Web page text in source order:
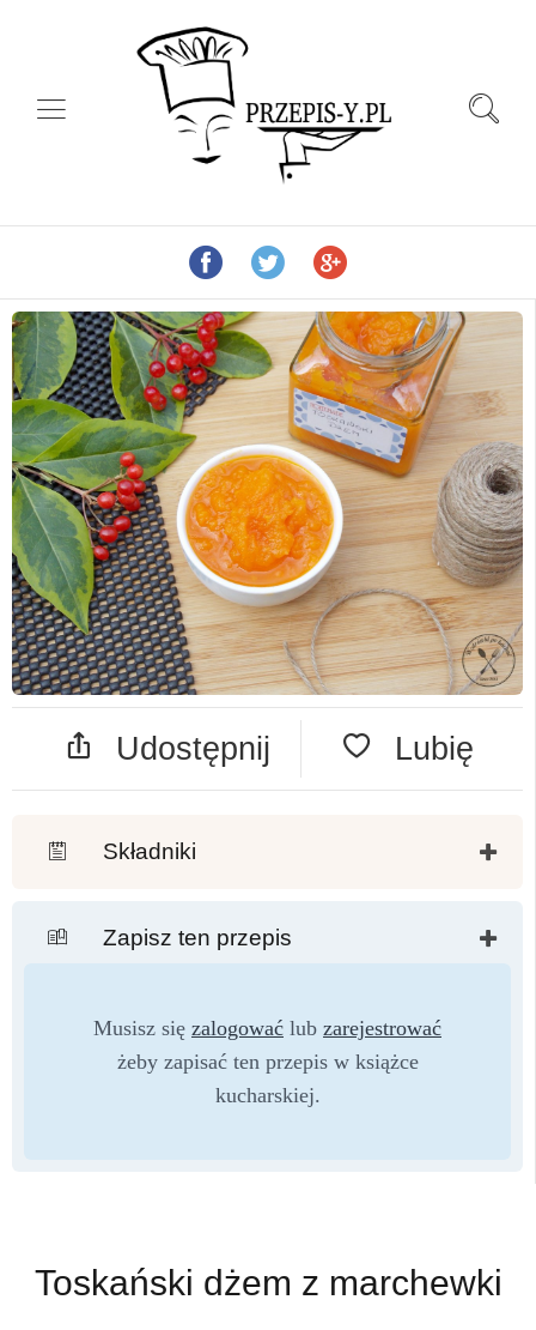
Udostępnij Lubię
Składniki
Zapisz ten przepis
Musisz się zalogować lub zarejestrować
żeby zapisać ten przepis w książce
kucharskiej.
Toskański dżem z marchewki